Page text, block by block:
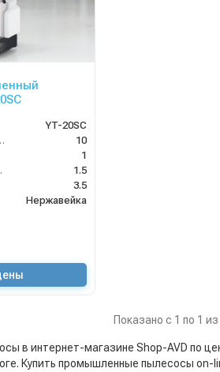
YT-20SC
10
1
1.5
3.5
Нержавейка
Показано с 1 по 1
в интернет-магазине Shop-AVD по
Купить промышленные пылесосы